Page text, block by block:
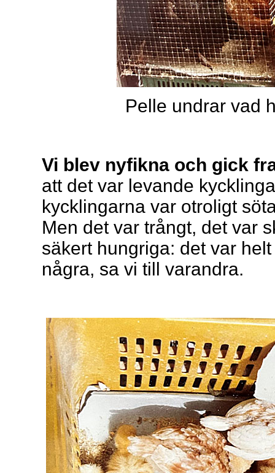
Pelle undrar vad
Vi blev nyfikna och gick
att det var levande
kycklingarna var otroligt
Men det var trångt, det var
säkert hungriga: det var
några, sa vi till varandra.